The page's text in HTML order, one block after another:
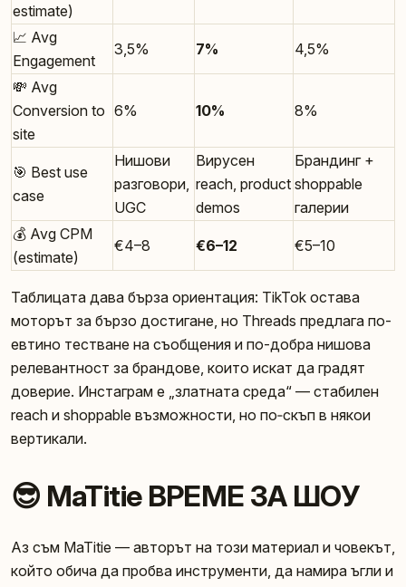
estimate)
📈 Avg
Engagement
3,5% 7% 4,5%
💸 Avg
Conversion to
site
6% 10% 8%
🎯 Best use
case
Нишови
разговори,
UGC
Вирусен
reach, product
demos
Брандинг +
shoppable
галерии
💰 Avg CPM
(estimate)
€4–8 €6–12 €5–10
Таблицата дава бърза ориентация: TikTok остава
моторът за бързо достигане, но Threads предлага по-
евтино тестване на съобщения и по-добра нишова
релевантност за брандове, които искат да градят
доверие. Инстаграм е „златната среда“ — стабилен
reach и shoppable възможности, но по‑скъп в някои
вертикали.
😎 MaTitie ВРЕМЕ ЗА ШОУ
Аз съм MaTitie — авторът на този материал и човекът,
който обича да пробва инструменти, да намира ъгли и